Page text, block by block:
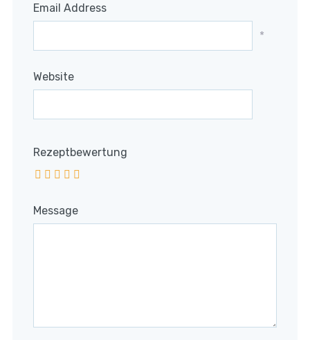
Email Address
*
Website
Rezeptbewertung
Message